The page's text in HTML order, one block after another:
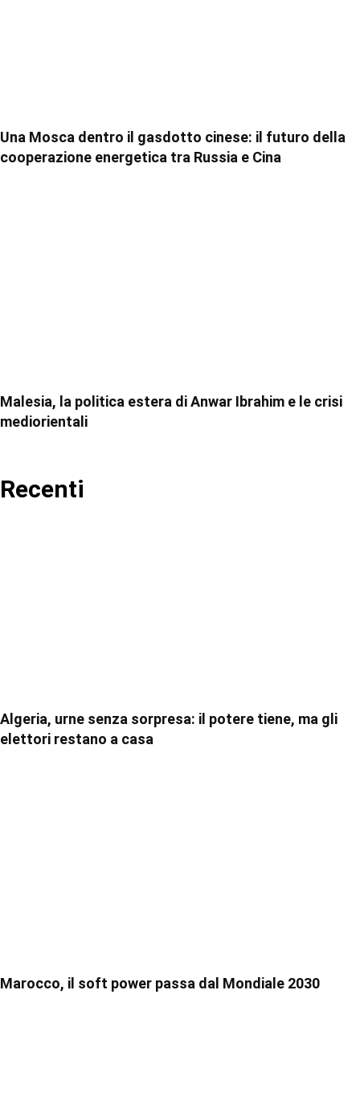
Una Mosca dentro il gasdotto cinese: il futuro della
cooperazione energetica tra Russia e Cina
Malesia, la politica estera di Anwar Ibrahim e le crisi
mediorientali
Recenti
Algeria, urne senza sorpresa: il potere tiene, ma gli
elettori restano a casa
Marocco, il soft power passa dal Mondiale 2030